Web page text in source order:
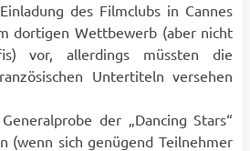
des Filmclubs in Cannes
dortigen Wettbewerb (aber nicht
vor, allerdings müssten die
Untertiteln versehen
der „Dancing Stars“
(wenn sich genügend Teilnehmer